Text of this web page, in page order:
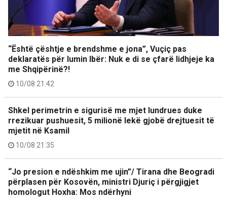
“Është çështje e brendshme e jona”, Vuçiç pas
deklaratës për lumin Ibër: Nuk e di se çfarë lidhjeje ka
me Shqipërinë?!
10/08 21:42
Shkel perimetrin e sigurisë me mjet lundrues duke
rrezikuar pushuesit, 5 milionë lekë gjobë drejtuesit të
mjetit në Ksamil
10/08 21:35
“Jo presion e ndëshkim me ujin”/ Tirana dhe Beogradi
përplasen për Kosovën, ministri Djuriç i përgjigjet
homologut Hoxha: Mos ndërhyni